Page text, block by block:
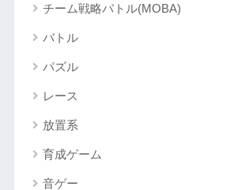
チーム戦略バトル(MOBA)
バトル
パズル
レース
放置系
育成ゲーム
音ゲー